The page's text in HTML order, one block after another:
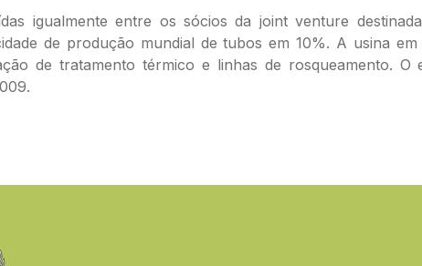
igualmente entre os sócios da joint venture
de produção mundial de tubos em 10%. A usina
de tratamento térmico e linhas de rosqueamento. O